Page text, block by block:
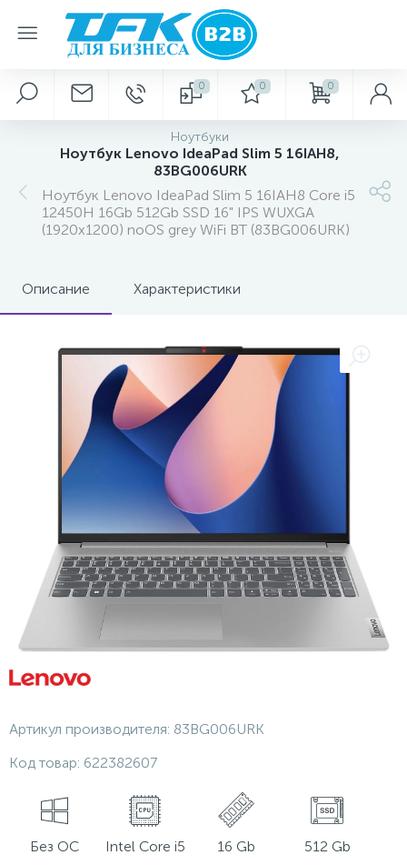
0 0 0
Ноутбуки
Ноутбук Lenovo IdeaPad Slim 5 16IAH8,
83BG006URK
Ноутбук Lenovo IdeaPad Slim 5 16IAH8 Core i5
12450H 16Gb 512Gb SSD 16" IPS WUXGA
(1920x1200) noOS grey WiFi BT (83BG006URK)
Описание Характеристики
Артикул производителя: 83BG006URK
Код товар: 622382607
Без ОС Intel Core i5 16 Gb 512 Gb